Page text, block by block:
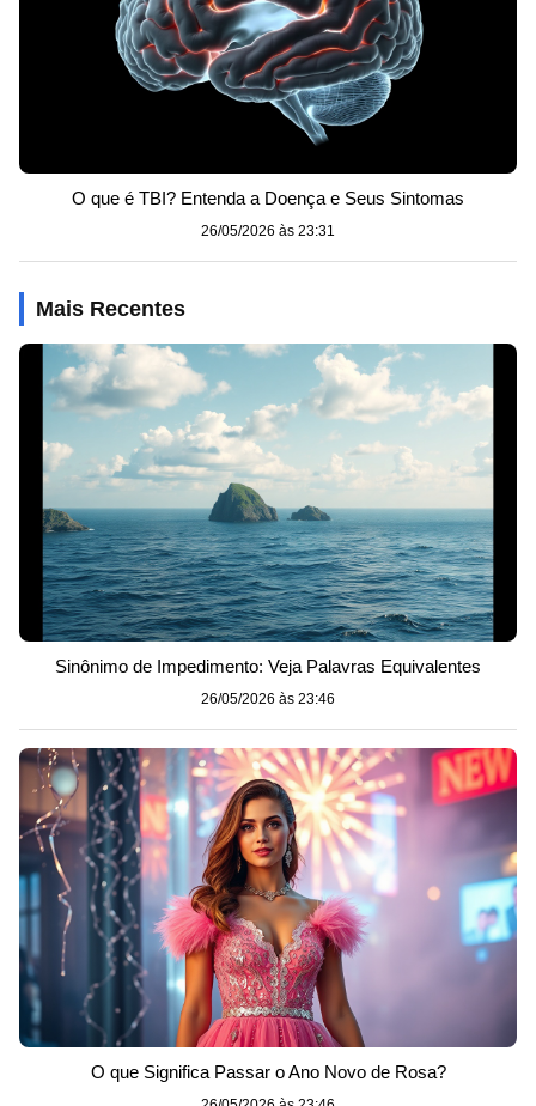
O que é TBI? Entenda a Doença e Seus Sintomas
26/05/2026 às 23:31
Mais Recentes
Sinônimo de Impedimento: Veja Palavras Equivalentes
26/05/2026 às 23:46
O que Significa Passar o Ano Novo de Rosa?